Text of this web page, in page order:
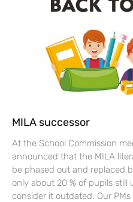
MILA successor
At the School Commission
announced that the MILA
be phased out and replaced
only about 20 % of pupils still
consider it outdated. Our